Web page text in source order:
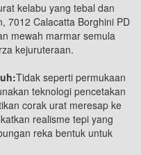
kelabu yang tebal dan
7012 Calacatta Borghini PD
mewah marmar semula
kejuruteraan.
Tidak seperti permukaan
teknologi pencetakan
corak urat meresap ke
realisme tepi yang
reka bentuk untuk